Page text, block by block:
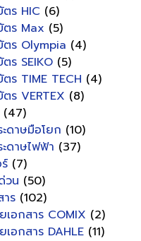
ร HIC (6)
ตร Max (5)
ตร Olympia (4)
ร SEIKO (5)
ร TIME TECH (4)
ร VERTEX (8)
(47)
ดาษมือโยก (10)
ดาษไฟฟ้า (37)
(7)
วน (50)
าร (102)
เอกสาร COMIX (2)
เอกสาร DAHLE (11)